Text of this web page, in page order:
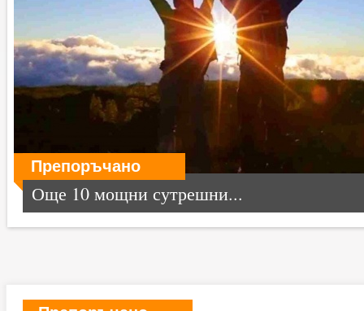
Препоръчано
Още 10 мощни сутрешни...